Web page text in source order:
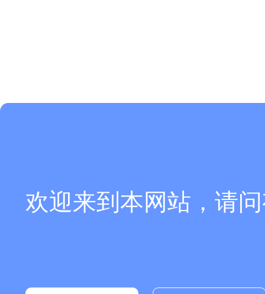
欢迎来到本网站，请